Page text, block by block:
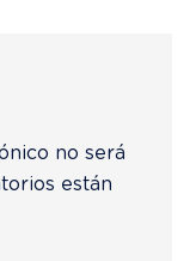
no será
están